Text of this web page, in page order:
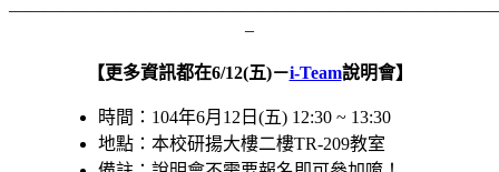
–
【更多資訊都在6/12(五)－i-Team說明會】
時間：104年6月12日(五) 12:30 ~ 13:30
地點：本校研揚大樓二樓TR-209教室